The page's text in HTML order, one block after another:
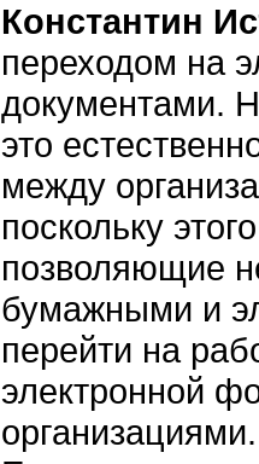
Константин
переходом на
документами.
это
между
поскольку
позволяющие
бумажными и
перейти на
электронной
организациями.